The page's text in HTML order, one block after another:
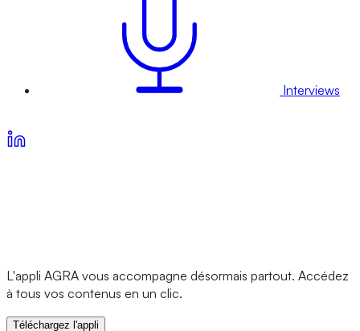
Interviews
L'appli AGRA vous accompagne désormais partout. Accédez
à tous vos contenus en un clic.
Téléchargez l'appli